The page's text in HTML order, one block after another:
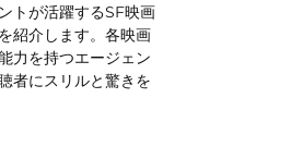
トが活躍するSF映画
紹介します。各映画
力を持つエージェン
者にスリルと驚きを